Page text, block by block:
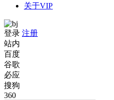
关于VIP
登录 注册
站内
百度
谷歌
必应
搜狗
360